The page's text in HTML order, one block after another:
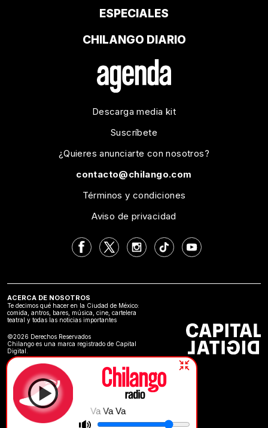
Va Va Va
ESPECIALES
CHILANGO DIARIO
Descarga media kit
Suscríbete
¿Quieres anunciarte con nosotros?
contacto@chilango.com
Términos y condiciones
Aviso de privacidad
ACERCA DE NOSOTROS
Te decimos qué hacer en la Ciudad de México:
comida, antros, bares, música, cine, cartelera
teatral y todas las noticias importantes
©2026 Derechos Reservados
Chilango es una marca registrado de Capital
Digital.